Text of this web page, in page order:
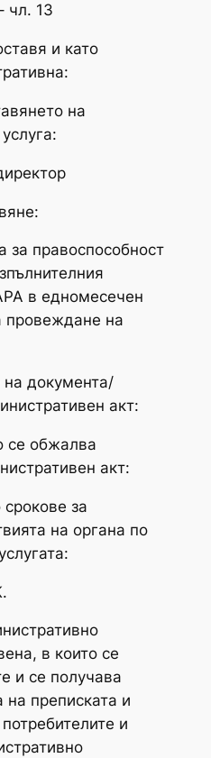
чл. 13
и като
на
за правоспособност
в едномесечен
провеждане на
документа/
акт:
се обжалва
акт:
за
на органа по
в които се
и се получава
преписката и
и